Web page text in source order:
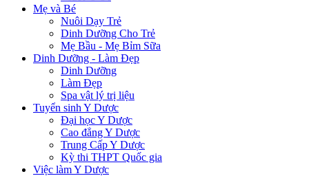
Mẹ và Bé
Nuôi Dạy Trẻ
Dinh Dưỡng Cho Trẻ
Mẹ Bầu - Mẹ Bỉm Sữa
Dinh Dưỡng - Làm Đẹp
Dinh Dưỡng
Làm Đẹp
Spa vật lý trị liệu
Tuyển sinh Y Dược
Đại học Y Dược
Cao đẳng Y Dược
Trung Cấp Y Dược
Kỳ thi THPT Quốc gia
Việc làm Y Dược